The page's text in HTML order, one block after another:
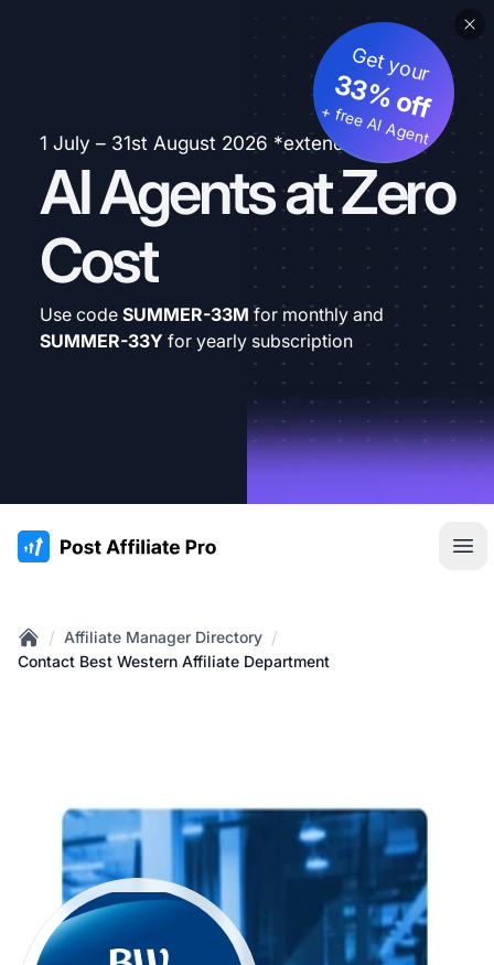
1 July – 31st August 2026 *extended
AI Agents at Zero
Cost
Get your
33% off
+ free AI Agent
Use code SUMMER-33M for monthly and
SUMMER-33Y for yearly subscription
:site.title
Home
/ Affiliate Manager Directory /
Contact Best Western Affiliate Department